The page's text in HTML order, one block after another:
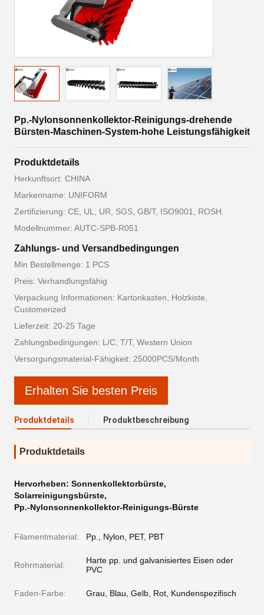
Pp.-Nylonsonnenkollektor-Reinigungs-drehende
Bürsten-Maschinen-System-hohe Leistungsfähigkeit
Produktdetails
Herkunftsort: CHINA
Markenname: UNIFORM
Zertifizierung: CE, UL, UR, SGS, GB/T, ISO9001, ROSH
Modellnummer: AUTC-SPB-R051
Zahlungs- und Versandbedingungen
Min Bestellmenge: 1 PCS
Preis: Verhandlungsfähig
Verpackung Informationen: Kartonkasten, Holzkiste,
Customerized
Lieferzeit: 20-25 Tage
Zahlungsbedingungen: L/C, T/T, Western Union
Versorgungsmaterial-Fähigkeit: 25000PCS/Month
Erhalten Sie besten Preis
Produktdetails Produktbeschreibung
Produktdetails
Hervorheben: Sonnenkollektorbürste,
Solarreinigungsbürste,
Pp.-Nylonsonnenkollektor-Reinigungs-Bürste
Filamentmaterial: Pp., Nylon, PET, PBT
Rohrmaterial:
Harte pp. und galvanisiertes Eisen oder
PVC
Faden-Farbe: Grau, Blau, Gelb, Rot, Kundenspezifisch